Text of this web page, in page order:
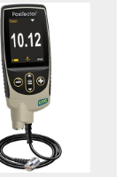
hẹp, đồng
NGHỆ